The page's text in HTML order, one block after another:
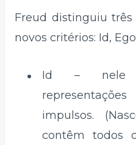
Freud distinguiu
novos critérios: Id,
Id – nele
impulsos.
contêm todos